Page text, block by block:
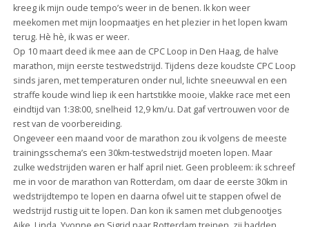
kreeg ik mijn oude tempo’s weer in de benen. Ik kon weer
meekomen met mijn loopmaatjes en het plezier in het lopen kwam
terug. Hè hè, ik was er weer.
Op 10 maart deed ik mee aan de CPC Loop in Den Haag, de halve
marathon, mijn eerste testwedstrijd. Tijdens deze koudste CPC Loop
sinds jaren, met temperaturen onder nul, lichte sneeuwval en een
straffe koude wind liep ik een hartstikke mooie, vlakke race met een
eindtijd van 1:38:00, snelheid 12,9 km/u. Dat gaf vertrouwen voor de
rest van de voorbereiding.
Ongeveer een maand voor de marathon zou ik volgens de meeste
trainingsschema’s een 30km-testwedstrijd moeten lopen. Maar
zulke wedstrijden waren er half april niet. Geen probleem: ik schreef
me in voor de marathon van Rotterdam, om daar de eerste 30km in
wedstrijdtempo te lopen en daarna ofwel uit te stappen ofwel de
wedstrijd rustig uit te lopen. Dan kon ik samen met clubgenootjes